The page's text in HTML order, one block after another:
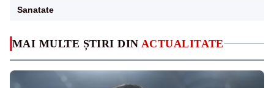
MAI MULTE ȘTIRI DIN ACTUALITATE
Sanatate